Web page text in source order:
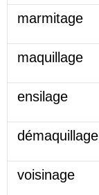
marmitage
maquillage
ensilage
démaquillage
voisinage